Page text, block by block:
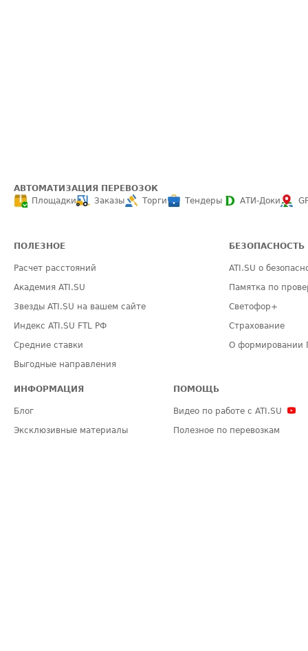
АВТОМАТИЗАЦИЯ ПЕРЕВОЗОК
Площадки
Заказы Торги Тендеры АТИ-Доки
ПОЛЕЗНОЕ
Расчет расстояний
Академия ATI.SU
Звезды ATI.SU на вашем сайте
Индекс ATI.SU FTL РФ
Средние ставки
Выгодные направления
БЕЗОПАСНОСТЬ
ATI.SU о
Памятка по
Светофор+
Страхование
О формировании
ИНФОРМАЦИЯ
Блог
Эксклюзивные материалы
ПОМОЩЬ
Видео по работе с ATI.SU
Полезное по перевозкам